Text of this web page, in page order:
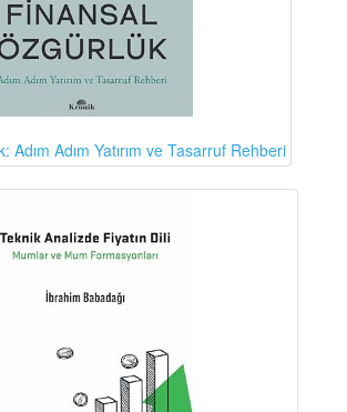
Adım Adım Yatırım ve Tasarruf Rehberi